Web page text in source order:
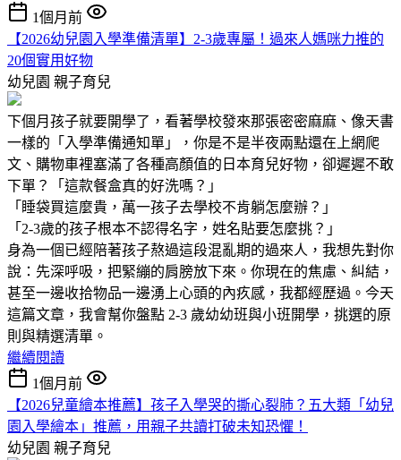
1個月前
【2026幼兒園入學準備清單】2-3歲專屬！過來人媽咪力推的
20個實用好物
幼兒園 親子育兒
下個月孩子就要開學了，看著學校發來那張密密麻麻、像天書
一樣的「入學準備通知單」，你是不是半夜兩點還在上網爬
文、購物車裡塞滿了各種高顏值的日本育兒好物，卻遲遲不敢
下單？「這款餐盒真的好洗嗎？」
「睡袋買這麼貴，萬一孩子去學校不肯躺怎麼辦？」
「2-3歲的孩子根本不認得名字，姓名貼要怎麼挑？」
身為一個已經陪著孩子熬過這段混亂期的過來人，我想先對你
說：先深呼吸，把緊繃的肩膀放下來。你現在的焦慮、糾結，
甚至一邊收拾物品一邊湧上心頭的內疚感，我都經歷過。今天
這篇文章，我會幫你盤點 2-3 歲幼幼班與小班開學，挑選的原
則與精選清單。
繼續閱讀
1個月前
【2026兒童繪本推薦】孩子入學哭的撕心裂肺？五大類「幼兒
園入學繪本」推薦，用親子共讀打破未知恐懼！
幼兒園 親子育兒